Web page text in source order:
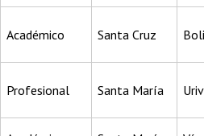
Académico Santa Cruz
Profesional Santa María